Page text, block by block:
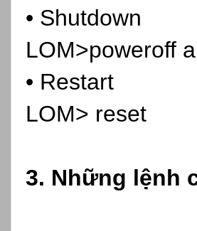
• Shutdown
LOM>poweroff
• Restart
LOM> reset
3. Những lệnh